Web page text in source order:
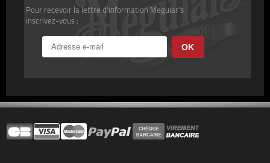
Pour recevoir la lettre d'information Meguiar's
inscrivez-vous :